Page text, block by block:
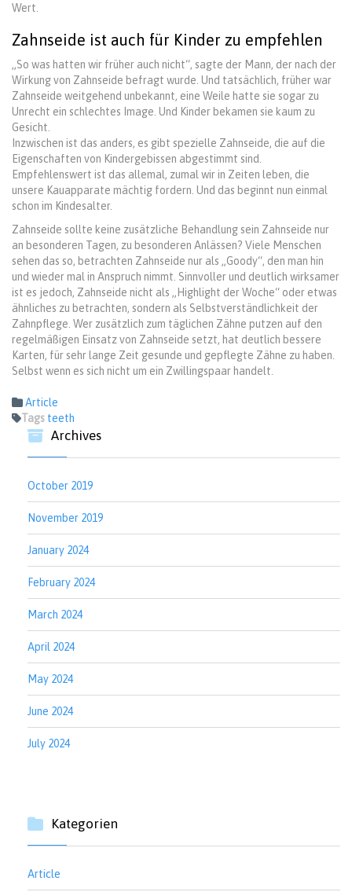
Wert.
Zahnseide ist auch für Kinder zu empfehlen
„So was hatten wir früher auch nicht“, sagte der Mann, der nach der
Wirkung von Zahnseide befragt wurde. Und tatsächlich, früher war
Zahnseide weitgehend unbekannt, eine Weile hatte sie sogar zu
Unrecht ein schlechtes Image. Und Kinder bekamen sie kaum zu
Gesicht.
Inzwischen ist das anders, es gibt spezielle Zahnseide, die auf die
Eigenschaften von Kindergebissen abgestimmt sind.
Empfehlenswert ist das allemal, zumal wir in Zeiten leben, die
unsere Kauapparate mächtig fordern. Und das beginnt nun einmal
schon im Kindesalter.
Zahnseide sollte keine zusätzliche Behandlung sein Zahnseide nur
an besonderen Tagen, zu besonderen Anlässen? Viele Menschen
sehen das so, betrachten Zahnseide nur als „Goody“, den man hin
und wieder mal in Anspruch nimmt. Sinnvoller und deutlich wirksamer
ist es jedoch, Zahnseide nicht als „Highlight der Woche“ oder etwas
ähnliches zu betrachten, sondern als Selbstverständlichkeit der
Zahnpflege. Wer zusätzlich zum täglichen Zähne putzen auf den
regelmäßigen Einsatz von Zahnseide setzt, hat deutlich bessere
Karten, für sehr lange Zeit gesunde und gepflegte Zähne zu haben.
Selbst wenn es sich nicht um ein Zwillingspaar handelt.
Article
Tags teeth
Archives
October 2019
November 2019
January 2024
February 2024
March 2024
April 2024
May 2024
June 2024
July 2024
Kategorien
Article